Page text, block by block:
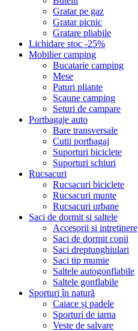
Gratar pe gaz
Gratar picnic
Gratare pliabile
Lichidare stoc -25%
Mobilier camping
Bucatarie camping
Mese
Paturi pliante
Scaune camping
Seturi de campare
Portbagaje auto
Bare transversale
Cutii portbagaj
Suporturi biciclete
Suporturi schiuri
Rucsacuri
Rucsacuri biciclete
Rucsacuri munte
Rucsacuri urbane
Saci de dormit si saltele
Accesorii si intretinere
Saci de dormit copii
Saci dreptunghiulari
Saci tip mumie
Saltele autogonflabile
Saltele gonflabile
Sporturi în natură
Caiace și padele
Sporturi de iarna
Veste de salvare